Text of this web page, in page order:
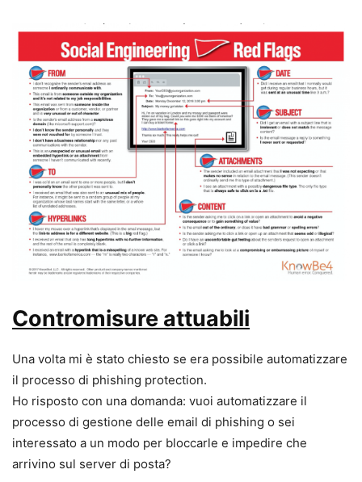
Contromisure attuabili
Una volta mi è stato chiesto se era possibile automatizzare
il processo di phishing protection.
Ho risposto con una domanda: vuoi automatizzare il
processo di gestione delle email di phishing o sei
interessato a un modo per bloccarle e impedire che
arrivino sul server di posta?